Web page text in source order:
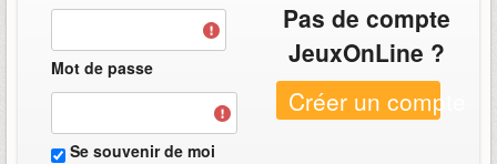
Mot de passe
Se souvenir de moi
Pas de compte
JeuxOnLine ?
Créer un compte